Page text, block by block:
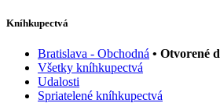
Kníhkupectvá
Bratislava - Obchodná • Otvorené
Všetky kníhkupectvá
Udalosti
Spriatelené kníhkupectvá